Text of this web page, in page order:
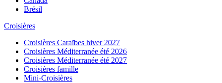
Brésil
Croisières
Croisières Caraïbes hiver 2027
Croisières Méditerranée été 2026
Croisières Méditerranée été 2027
Croisières famille
Mini-Croisières